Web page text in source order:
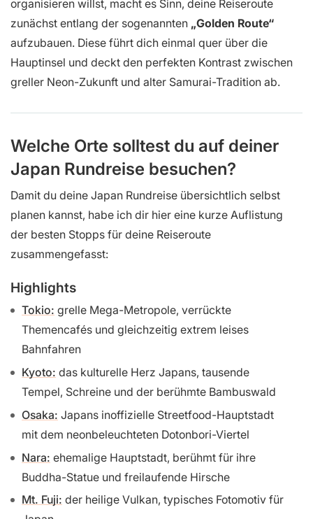
organisieren willst, macht es Sinn, deine Reiseroute
zunächst entlang der sogenannten „Golden Route“
aufzubauen. Diese führt dich einmal quer über die
Hauptinsel und deckt den perfekten Kontrast zwischen
greller Neon-Zukunft und alter Samurai-Tradition ab.
Welche Orte solltest du auf deiner
Japan Rundreise besuchen?
Damit du deine Japan Rundreise übersichtlich selbst
planen kannst, habe ich dir hier eine kurze Auflistung
der besten Stopps für deine Reiseroute
zusammengefasst:
Highlights
Tokio: grelle Mega-Metropole, verrückte
Themencafés und gleichzeitig extrem leises
Bahnfahren
Kyoto: das kulturelle Herz Japans, tausende
Tempel, Schreine und der berühmte Bambuswald
Osaka: Japans inoffizielle Streetfood-Hauptstadt
mit dem neonbeleuchteten Dotonbori-Viertel
Nara: ehemalige Hauptstadt, berühmt für ihre
Buddha-Statue und freilaufende Hirsche
Mt. Fuji: der heilige Vulkan, typisches Fotomotiv für